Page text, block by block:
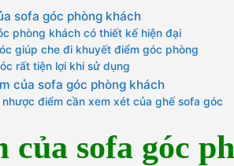
sofa góc phòng khách
phòng khách có thiết kế hiện đại
giúp che đi khuyết điểm góc phòng
rất tiện lợi khi sử dụng
của sofa góc phòng khách
nhược điểm cần xem xét của ghế sofa góc
của sofa góc